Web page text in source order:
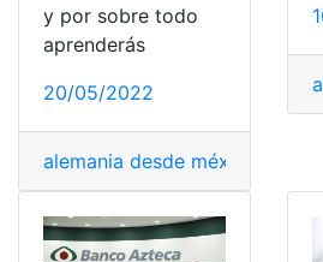
y por sobre todo
aprenderás
20/05/2022
alemania desde méxico